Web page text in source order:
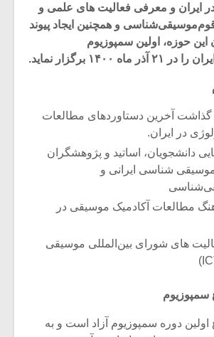
در ایران و معرفی فعالیت های علمی و
و همچنین ایجاد پیوند
حوزه، اولین سمپوزیوم
۱۴۰۰ برگزار نماید.
گذاشت آخرین دستاوردهای مطالعات
در ایران.
دانشجویان، اساتید و پژوهشگران
شناسی ایرانی و
مطالعات آکادمیک موسیقی در
های شورای بین‌المللی موسیقی
سمپوزیوم
دوره سمپوزیوم آزاد است و به